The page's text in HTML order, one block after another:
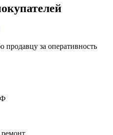
продавцу за оперативность